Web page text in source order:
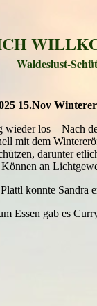
Waldeslust-
15.Nov
wieder los – Nach
mit dem
darunter
Können an
konnte Sandra
Essen gab es